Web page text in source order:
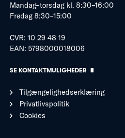
Mandag–torsdag kl. 8:30–16:00
Fredag 8:30–15:00
CVR: 10 29 48 19
EAN: 5798000018006
SE KONTAKTMULIGHEDER
Tilgængelighedserklæring
Privatlivspolitik
Cookies